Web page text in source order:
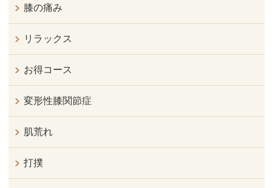
膝の痛み
リラックス
お得コース
変形性膝関節症
肌荒れ
打撲